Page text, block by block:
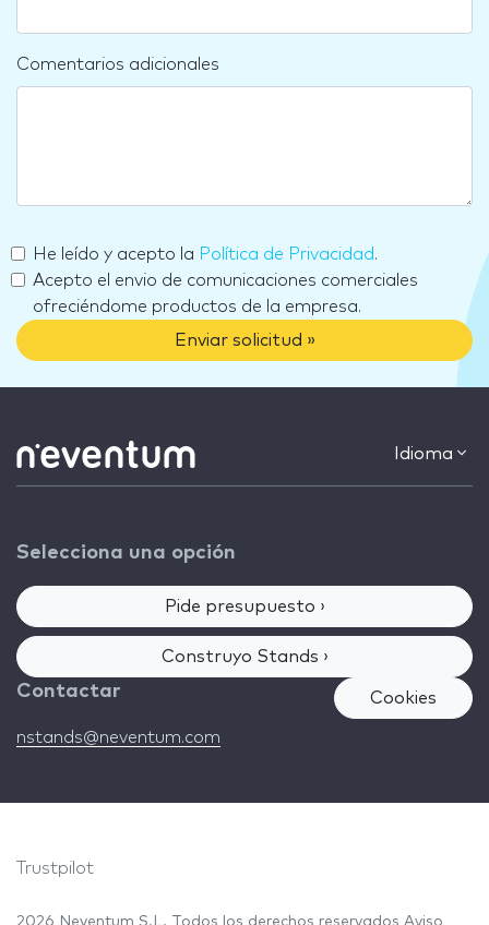
Comentarios adicionales
He leído y acepto la Política de Privacidad.
Acepto el envio de comunicaciones comerciales
ofreciéndome productos de la empresa.
Enviar solicitud »
Idioma
Selecciona una opción
Pide presupuesto ›
Construyo Stands ›
Contactar
nstands@neventum.com
Cookies
Trustpilot